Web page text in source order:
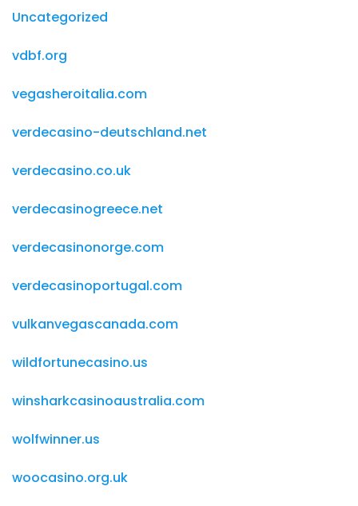
Uncategorized
vdbf.org
vegasheroitalia.com
verdecasino-deutschland.net
verdecasino.co.uk
verdecasinogreece.net
verdecasinonorge.com
verdecasinoportugal.com
vulkanvegascanada.com
wildfortunecasino.us
winsharkcasinoaustralia.com
wolfwinner.us
woocasino.org.uk